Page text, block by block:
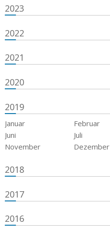
2023
2022
2021
2020
2019
Januar Februar
Juni
Juli
November
Dezember
2018
2017
2016